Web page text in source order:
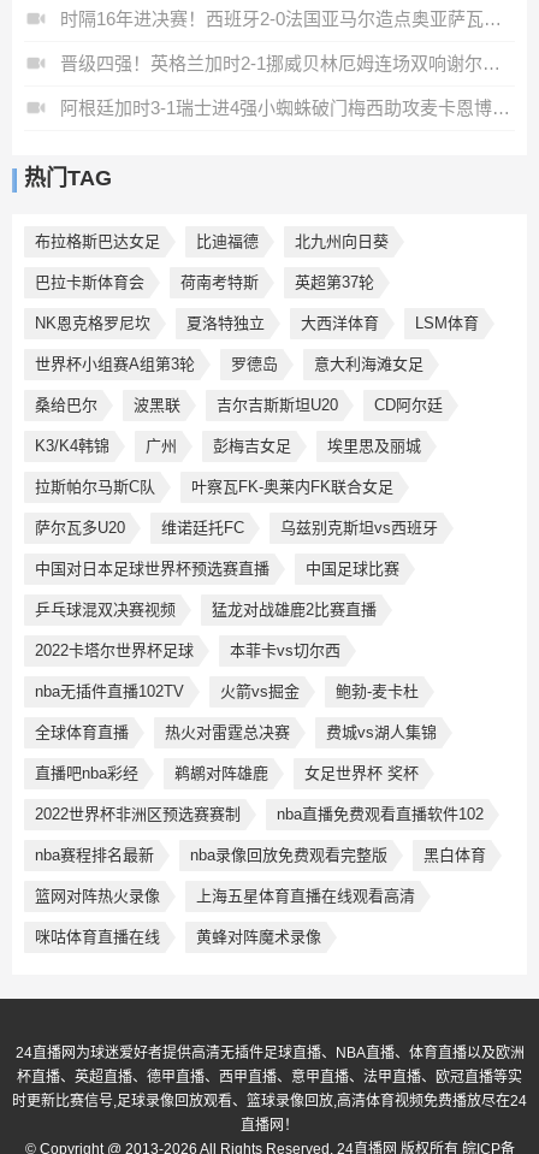
时隔16年进决赛！西班牙2-0法国亚马尔造点奥亚萨瓦尔、波罗破门
晋级四强！英格兰加时2-1挪威贝林厄姆连场双响谢尔德鲁普破门
阿根廷加时3-1瑞士进4强小蜘蛛破门梅西助攻麦卡恩博洛假摔染红
热门TAG
布拉格斯巴达女足 比迪福德 北九州向日葵
巴拉卡斯体育会 荷南考特斯 英超第37轮
NK恩克格罗尼坎 夏洛特独立 大西洋体育 LSM体育
世界杯小组赛A组第3轮 罗德岛 意大利海滩女足
桑给巴尔 波黑联 吉尔吉斯斯坦U20 CD阿尔廷
K3/K4韩锦 广州 彭梅吉女足 埃里思及丽城
拉斯帕尔马斯C队 叶察瓦FK-奥莱内FK联合女足
萨尔瓦多U20 维诺廷托FC 乌兹别克斯坦vs西班牙
中国对日本足球世界杯预选赛直播 中国足球比赛
乒乓球混双决赛视频 猛龙对战雄鹿2比赛直播
2022卡塔尔世界杯足球 本菲卡vs切尔西
nba无插件直播102TV 火箭vs掘金 鲍勃-麦卡杜
全球体育直播 热火对雷霆总决赛 费城vs湖人集锦
直播吧nba彩经 鹈鹕对阵雄鹿 女足世界杯 奖杯
2022世界杯非洲区预选赛赛制 nba直播免费观看直播软件102
nba赛程排名最新 nba录像回放免费观看完整版 黑白体育
篮网对阵热火录像 上海五星体育直播在线观看高清
咪咕体育直播在线 黄蜂对阵魔术录像
24直播网为球迷爱好者提供高清无插件足球直播、NBA直播、体育直播以及欧洲
杯直播、英超直播、德甲直播、西甲直播、意甲直播、法甲直播、欧冠直播等实
时更新比赛信号,足球录像回放观看、篮球录像回放,高清体育视频免费播放尽在24
直播网！
© Copyright @ 2013-2026 All Rights Reserved. 24直播网 版权所有 皖ICP备